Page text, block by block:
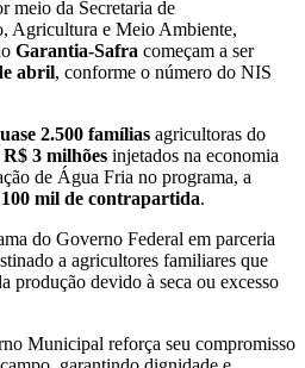
meio da Secretaria de
Agricultura e Meio Ambiente,
Garantia-Safra começam a ser
abril, conforme o número do NIS
2.500 famílias agricultoras do
R$ 3 milhões injetados na economia
de Água Fria no programa, a
mil de contrapartida.
do Governo Federal em parceria
a agricultores familiares que
produção devido à seca ou excesso
Municipal reforça seu compromisso